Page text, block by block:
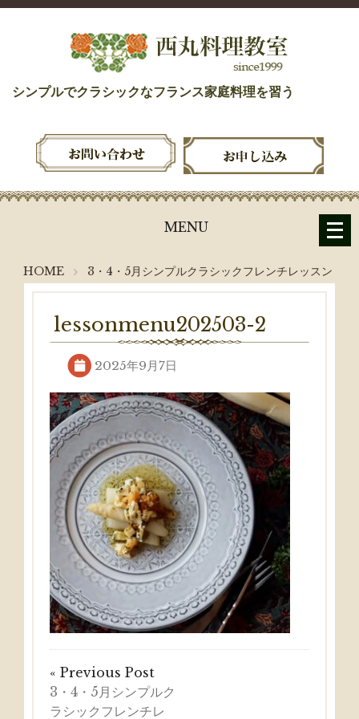
シンプルでクラシックなフランス家庭料理を習う
MENU
メ
ニ
ー
HOME 3・4・5月シンプルクラシックフレンチレッスン
lessonmenu202503-2
2025年9月7日
« Previous Post
3・4・5月シンプルク
ラシックフレンチレ